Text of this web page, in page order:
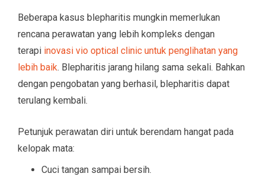
Beberapa kasus blepharitis mungkin memerlukan
rencana perawatan yang lebih kompleks dengan
terapi inovasi vio optical clinic untuk penglihatan yang
lebih baik. Blepharitis jarang hilang sama sekali. Bahkan
dengan pengobatan yang berhasil, blepharitis dapat
terulang kembali.
Petunjuk perawatan diri untuk berendam hangat pada
kelopak mata:
Cuci tangan sampai bersih.